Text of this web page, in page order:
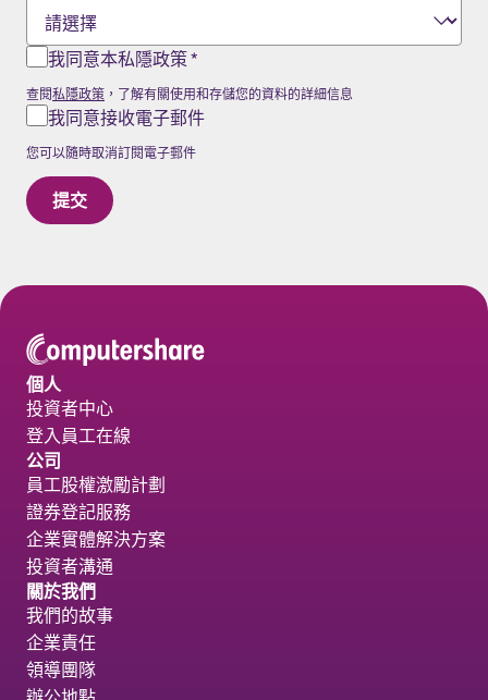
我同意本私隱政策*
查閱私隱政策 ，了解有關使用和存儲您的資料的詳細信息
我同意接收電子郵件
您可以隨時取消訂閱電子郵件
個人
投資者中心
登入員工在線
公司
員工股權激勵計劃
證券登記服務
企業實體解決方案
投資者溝通
關於我們
我們的故事
企業責任
領導團隊